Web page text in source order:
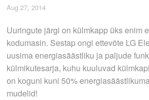
Aug 27, 2014
Uuringute järgi on külmkapp üks enim
kodumasin. Sestap ongi ettevõte LG
uusima energiasäästliku ja paljude
külmikutesarja, kuhu kuuluvad
on koguni kuni 50%
mudelid!